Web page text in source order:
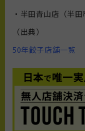
・半田青山店（半田
（出典）
50年餃子店舗一覧